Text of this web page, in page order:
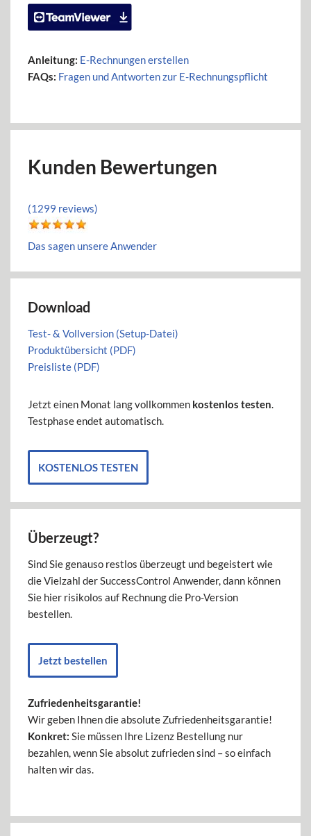
Anleitung: E-Rechnungen erstellen
FAQs: Fragen und Antworten zur E-Rechnungspflicht
Kunden Bewertungen
(1299 reviews)
Das sagen unsere Anwender
Download
Test- & Vollversion (Setup-Datei)
Produktübersicht (PDF)
Preisliste (PDF)
Jetzt einen Monat lang vollkommen kostenlos testen.
Testphase endet automatisch.
KOSTENLOS TESTEN
Überzeugt?
Sind Sie genauso restlos überzeugt und begeistert wie
die Vielzahl der SuccessControl Anwender, dann können
Sie hier risikolos auf Rechnung die Pro-Version
bestellen.
Jetzt bestellen
Zufriedenheitsgarantie!
Wir geben Ihnen die absolute Zufriedenheitsgarantie!
Konkret: Sie müssen Ihre Lizenz Bestellung nur
bezahlen, wenn Sie absolut zufrieden sind – so einfach
halten wir das.